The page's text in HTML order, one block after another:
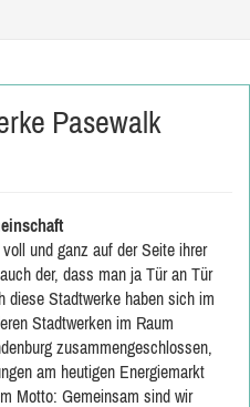
Pasewalk
und ganz auf der Seite ihrer
der, dass man ja Tür an Tür
diese Stadtwerke haben sich im
Stadtwerken im Raum
zusammengeschlossen,
am heutigen Energiemarkt
Motto: Gemeinsam sind wir